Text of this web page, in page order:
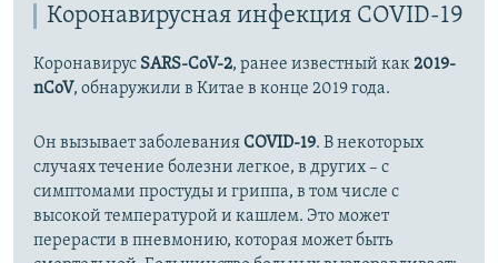
Коронавирусная инфекция COVID-19
Коронавирус SARS-CoV-2, ранее известный как2019-
nCoV, обнаружили в Китае в конце 2019 года.
Он вызывает заболеванияCOVID-19. В некоторых
случаях течение болезни легкое, в других – с
симптомами простуды и гриппа, в том числе с
высокой температурой и кашлем. Это может
перерасти в пневмонию, которая может быть